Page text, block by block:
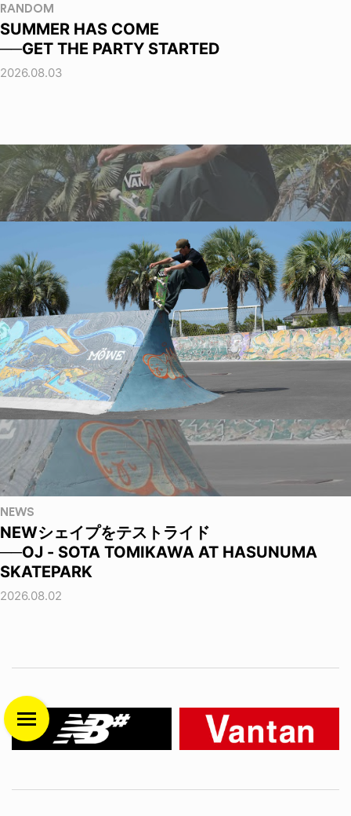
RANDOM
SUMMER HAS COME
──GET THE PARTY STARTED
2026.08.03
NEWS
NEWシェイプをテストライド
──OJ - SOTA TOMIKAWA AT HASUNUMA
SKATEPARK
2026.08.02